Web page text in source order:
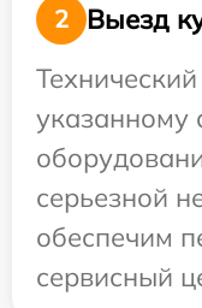
2
Выезд
указанному
серьезной
обеспечим
сервисный